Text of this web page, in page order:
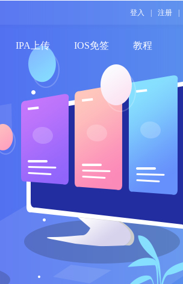
登入 注册
IPA上传 IOS免签 教程